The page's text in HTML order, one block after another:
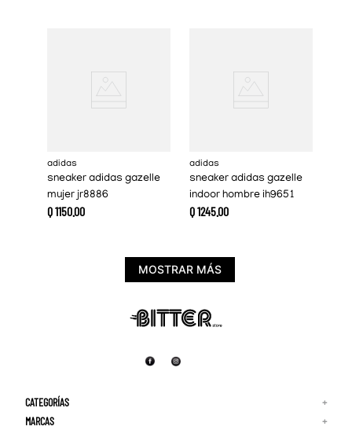
adidas
sneaker adidas gazelle
mujer jr8886
Q1150.00
adidas
sneaker adidas gazelle
indoor hombre ih9651
Q1245.00
MOSTRAR MÁS
CATEGORÍAS +
MARCAS +